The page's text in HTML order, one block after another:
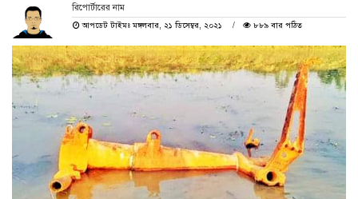
রিপোর্টারের নাম
আপডেট টাইমঃ মঙ্গলবার, ২১ ডিসেম্বর, ২০২১
৮৮৯ বার পঠিত